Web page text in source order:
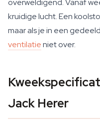
overweldigend. Vanaf
kruidige lucht. Een
maar als je in een
ventilatieniet over.
Jack Herer